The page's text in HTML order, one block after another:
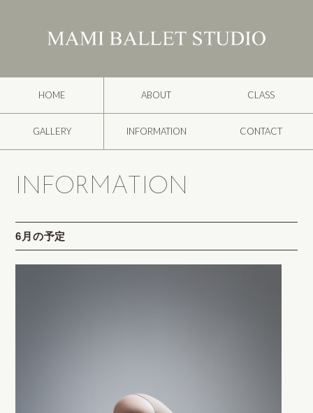
HOME ABOUT CLASS
GALLERY INFORMATION CONTACT
INFORMATION
6月の予定